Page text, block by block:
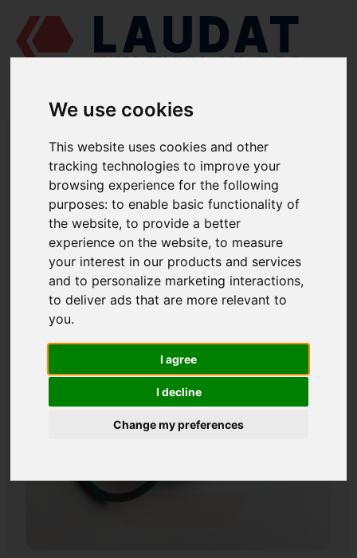
We use cookies
This website uses cookies and other
tracking technologies to improve your
browsing experience for the following
purposes:to enable basic functionality of
the website,to provide a better
experience on the website,to measure
your interest in our products and services
and to personalize marketing interactions,
to deliver ads that are more relevant to
you.
I agree
I decline
Change my preferences
TÓRICA S 2010
LAUDAT SUPPLY
NVD 48 A2U
CATEGORIA DE SISTEMA DE COMBUSTIBLE
JUNTA TÓRICA
NÚMERO DE PIEZA: S 2010